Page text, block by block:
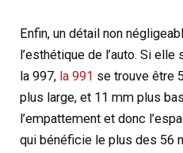
Enfin, un détail non
l’esthétique de l’auto. Si
la 997, la 991 se trouve être
plus large, et 11 mm plus
l’empattement et donc
qui bénéficie le plus des 56